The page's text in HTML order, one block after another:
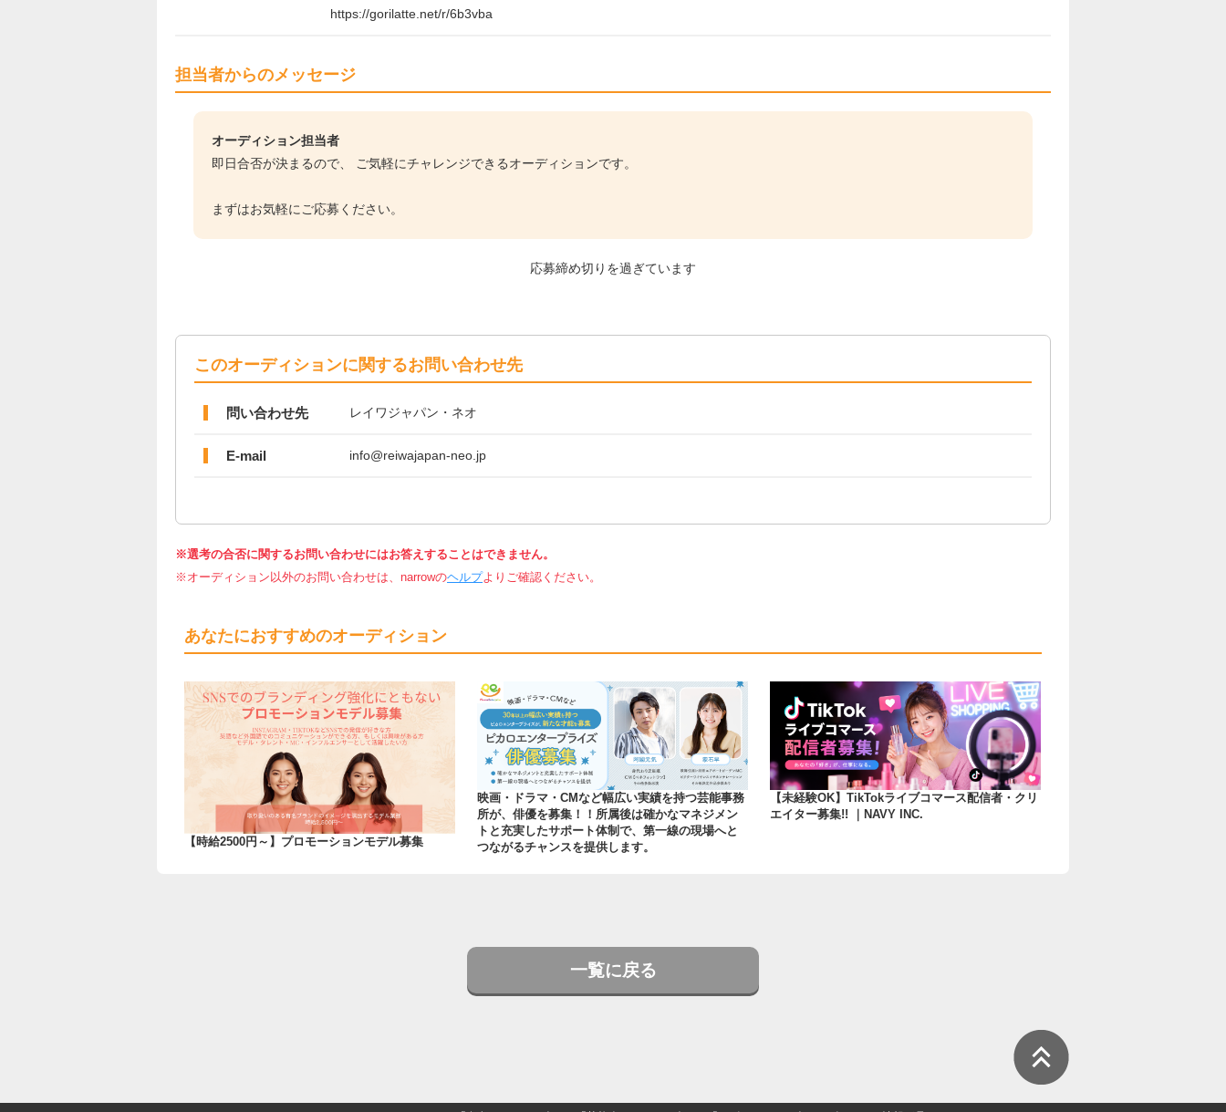
https://gorilatte.net/r/6b3vba
担当者からのメッセージ
オーディション担当者
即日合否が決まるので、 ご気軽にチャレンジできるオーディションです。
まずはお気軽にご応募ください。
応募締め切りを過ぎています
このオーディションに関するお問い合わせ先
問い合わせ先 レイワジャパン・ネオ
E-mail info@reiwajapan-neo.jp
※選考の合否に関するお問い合わせにはお答えすることはできません。
※オーディション以外のお問い合わせは、narrowのヘルプよりご確認ください。
あなたにおすすめのオーディション
【時給2500円～】プロモーションモデル募集
映画・ドラマ・CMなど幅広い実績を持つ芸能事務
所が、俳優を募集！！所属後は確かなマネジメン
トと充実したサポート体制で、第一線の現場へと
つながるチャンスを提供します。
【未経験OK】TikTokライブコマース配信者・クリ
エイター募集!! ｜NAVY INC.
一覧に戻る